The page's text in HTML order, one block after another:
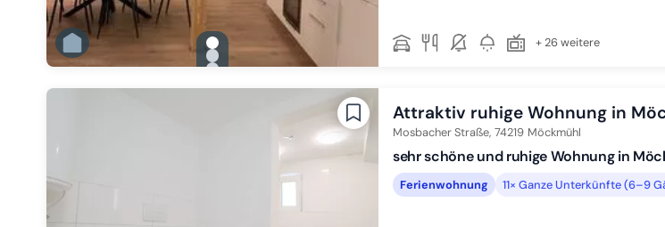
gallery.slide_selector
Zu Slide 1 wechseln
Zu Slide 2 wechseln
+ 26 weitere
At­trak­tiv ruhige Wohnung in
Mosbacher Straße, 74219 Möckmühl
sehr schöne und ruhige Wohnung in
Ferienwohnung 11× Ganze Unterkünfte (6–9